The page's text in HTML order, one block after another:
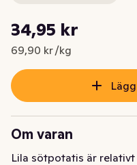
Nuvarande pris är: 34,95
34,95 kr
69,90 kr /kg
Styckpris: 69,90 kr /kg
Om varan
Lila sötpotatis är relativt